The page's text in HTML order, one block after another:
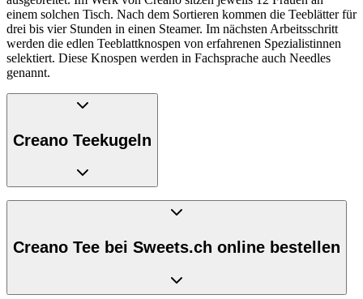
einem solchen Tisch. Nach dem Sortieren kommen die Teeblätter für
drei bis vier Stunden in einen Steamer. Im nächsten Arbeitsschritt
werden die edlen Teeblattknospen von erfahrenen Spezialistinnen
selektiert. Diese Knospen werden in Fachsprache auch Needles
genannt.
Creano Teekugeln
Anschliessend werden rund 70 sorgfältig ausgewählte Knospen mit
ausgewählt und mit Nadel und Faden in das bestehende Sträusschen
Nylontuch gesteckt und von Hand so lange in Form gebracht, bis
eine schöne, runde Kugel entstanden ist. Danach kommt der
Creano Tee bei Sweets.ch online bestellen